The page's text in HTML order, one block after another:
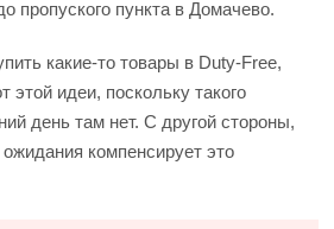
пропуского пункта в Домачево.
какие-то товары в Duty-Free,
этой идеи, поскольку такого
день там нет. С другой стороны,
компенсирует это